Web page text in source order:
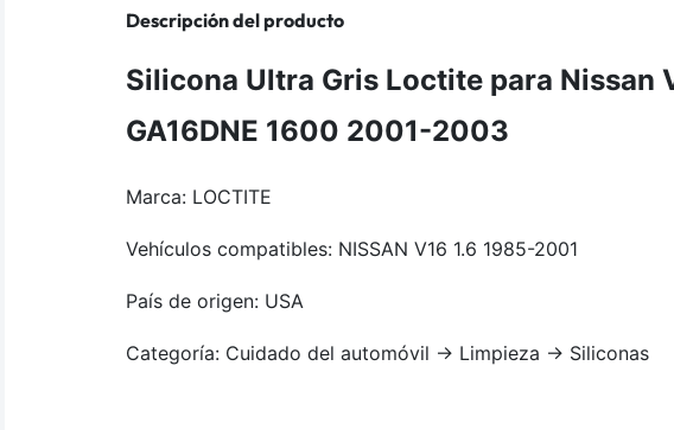
Descripción del producto
Silicona Ultra Gris Loctite para Nissan
GA16DNE 1600 2001-2003
Marca: LOCTITE
Vehículos compatibles: NISSAN V16 1.6 1985-2001
País de origen: USA
Categoría: Cuidado del automóvil -> Limpieza -> Siliconas